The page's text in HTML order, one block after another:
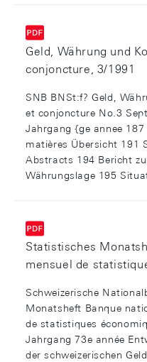
Geld, Währung und
conjoncture, 3/1991
SNB BNSt:f? Geld,
et conjoncture No.3
Jahrgang {ge annee
matières Übersicht 191
Abstracts 194 Bericht
Währungslage 195
Statistisches
mensuel de
Schweizerische
Monatsheft Banque
de statistiques
Jahrgang 73e année
der schweizerischen